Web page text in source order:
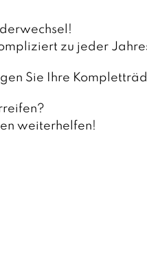
zu jeder
Sie Ihre
weiterhelfen!